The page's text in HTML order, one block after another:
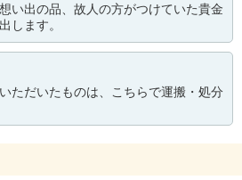
い出の品、故人の方がつけていた貴金
します。
ただいたものは、こちらで運搬・処分